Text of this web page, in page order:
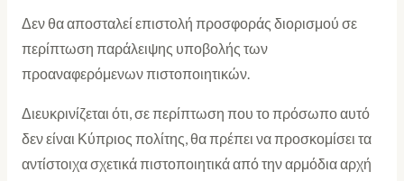
Δεν θα αποσταλεί επιστολή προσφοράς διορισμού σε
περίπτωση παράλειψης υποβολής των
προαναφερόμενων πιστοποιητικών.
Διευκρινίζεται ότι, σε περίπτωση που το πρόσωπο αυτό
δεν είναι Κύπριος πολίτης, θα πρέπει να προσκομίσει τα
αντίστοιχα σχετικά πιστοποιητικά από την αρμόδια αρχή